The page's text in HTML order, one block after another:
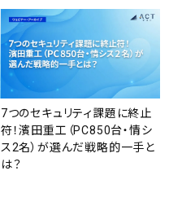
7つのセキュリティ課題に終止
符！濱田重工（PC850台・情シ
ス2名）が選んだ戦略的一手と
は？